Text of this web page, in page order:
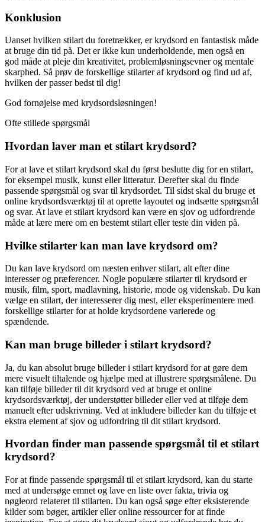
Konklusion
Uanset hvilken stilart du foretrækker, er krydsord en fantastisk måde
at bruge din tid på. Det er ikke kun underholdende, men også en
god måde at pleje din kreativitet, problemløsningsevner og mentale
skarphed. Så prøv de forskellige stilarter af krydsord og find ud af,
hvilken der passer bedst til dig!
God fornøjelse med krydsordsløsningen!
Ofte stillede spørgsmål
Hvordan laver man et stilart krydsord?
For at lave et stilart krydsord skal du først beslutte dig for en stilart,
for eksempel musik, kunst eller litteratur. Derefter skal du finde
passende spørgsmål og svar til krydsordet. Til sidst skal du bruge et
online krydsordsværktøj til at oprette layoutet og indsætte spørgsmål
og svar. At lave et stilart krydsord kan være en sjov og udfordrende
måde at lære mere om en bestemt stilart eller teste din viden på.
Hvilke stilarter kan man lave krydsord om?
Du kan lave krydsord om næsten enhver stilart, alt efter dine
interesser og præferencer. Nogle populære stilarter til krydsord er
musik, film, sport, madlavning, historie, mode og videnskab. Du kan
vælge en stilart, der interesserer dig mest, eller eksperimentere med
forskellige stilarter for at holde krydsordene varierede og
spændende.
Kan man bruge billeder i stilart krydsord?
Ja, du kan absolut bruge billeder i stilart krydsord for at gøre dem
mere visuelt tiltalende og hjælpe med at illustrere spørgsmålene. Du
kan tilføje billeder til dit krydsord ved at bruge et online
krydsordsværktøj, der understøtter billeder eller ved at tilføje dem
manuelt efter udskrivning. Ved at inkludere billeder kan du tilføje et
ekstra element af sjov og udfordring til dit stilart krydsord.
Hvordan finder man passende spørgsmål til et stilart
krydsord?
For at finde passende spørgsmål til et stilart krydsord, kan du starte
med at undersøge emnet og lave en liste over fakta, trivia og
nøgleord relateret til stilarten. Du kan også søge efter eksisterende
kilder som bøger, artikler eller online ressourcer for at finde